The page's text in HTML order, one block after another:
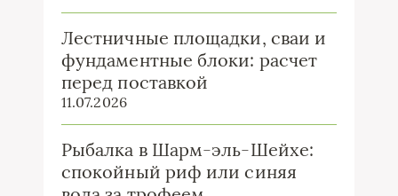
Лестничные площадки, сваи и
фундаментные блоки: расчет
перед поставкой
11.07.2026
Рыбалка в Шарм-эль-Шейхе:
спокойный риф или синяя